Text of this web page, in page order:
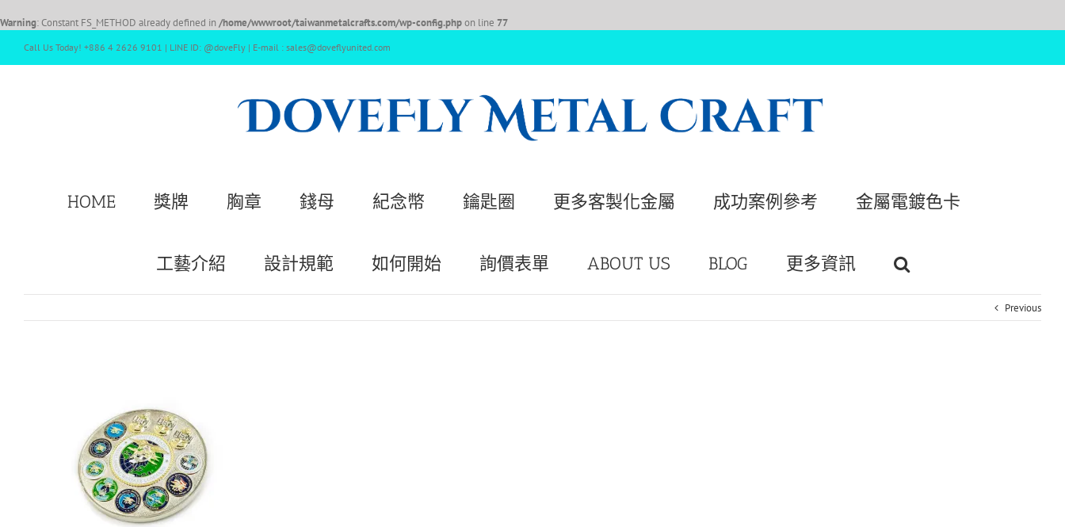
Warning: Constant FS_METHOD already defined in /home/wwwroot/taiwanmetalcrafts.com/wp-config.phpon line 77
Call Us Today! +886 4 2626 9101 | LINE ID: @doveFly | E-mail : sales@doveflyunited.com
HOME 獎牌 胸章 錢母 紀念幣 鑰匙圈 更多客製化金屬 成功案例參考 金屬電鍍色卡
工藝介紹 設計規範 如何開始 詢價表單 ABOUT US BLOG 更多資訊
Previous